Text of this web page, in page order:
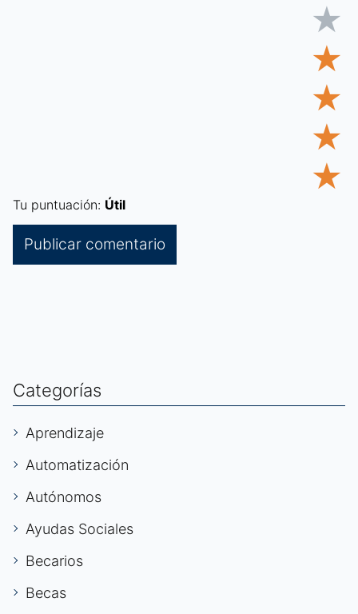
★
★
★
★
★
Tu puntuación: Útil
Categorías
Aprendizaje
Automatización
Autónomos
Ayudas Sociales
Becarios
Becas